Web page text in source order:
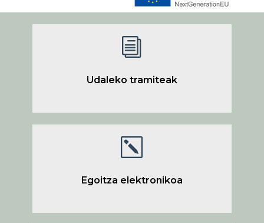
i
Udaleko tramiteak
k
Egoitza elektronikoa